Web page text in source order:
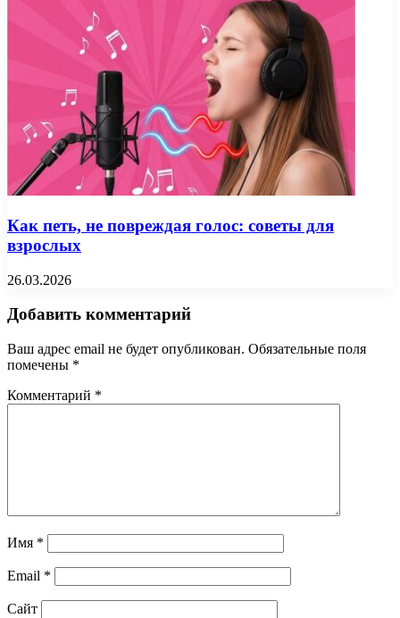
Как петь, не повреждая голос: советы для
взрослых
26.03.2026
Добавить комментарий
Ваш адрес email не будет опубликован. Обязательные поля
помечены *
Комментарий *
Имя *
Email *
Сайт